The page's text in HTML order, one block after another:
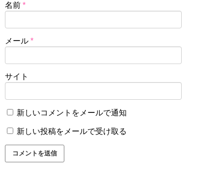
名前 *
メール *
サイト
新しいコメントをメールで通知
新しい投稿をメールで受け取る